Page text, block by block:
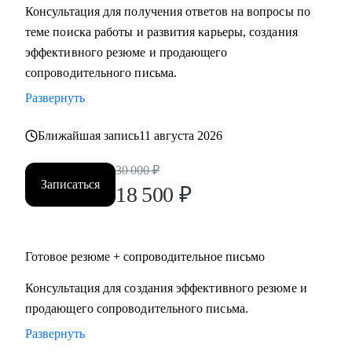
Мидл и топ руководители.
• CEO/Генеральный директор
• Операционный директор/Исполнительный директор
• Коммерческий директор/Директор по продажам
• CFO/ Финансовый директор
• Директор по производству
• ИТ-директор
• Директор по логистике и закупкам
• Директор по стратегическому развитию
Для своих клиентов я — Карьерный доктор, который
поможет «диагностировать и вылечить» проблемы в
области профессионального развития: выявить сильные
уникальность, найти оптимальное и актуальное решение, а
Консультация для получения ответов на вопросы по
теме поиска работы и развития карьеры, создания
эффективного резюме и продающего
сопроводительного письма.
Развернуть
Ближайшая запись11 августа 2026
Записаться
30 000 ₽
18 500 ₽
Готовое резюме + сопроводительное письмо
Консультация для создания эффективного резюме и
продающего сопроводительного письма.
Развернуть